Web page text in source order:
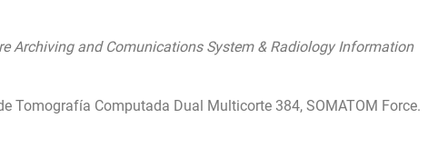
Archiving and Comunications System & Radiology Information
Tomografía Computada Dual Multicorte 384, SOMATOM Force.